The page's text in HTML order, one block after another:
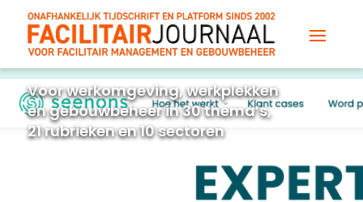
Voor werkomgeving, werkplekken
en gebouwbeheer in 30 thema’s,
21 rubrieken en 10 sectoren